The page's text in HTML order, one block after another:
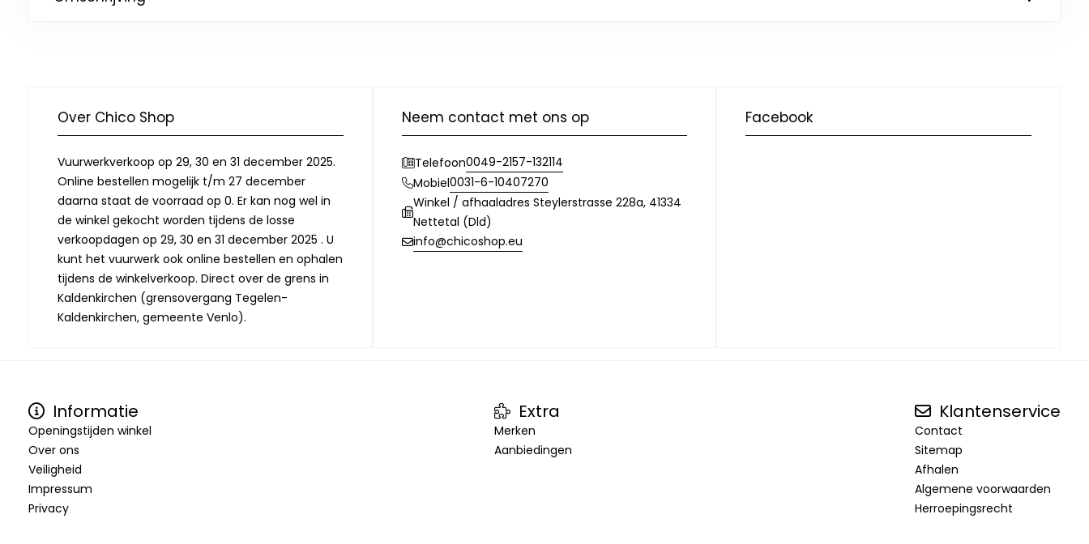
Over Chico Shop
Vuurwerkverkoop op 29, 30 en 31 december 2025.
Online bestellen mogelijk t/m 27 december
daarna staat de voorraad op 0. Er kan nog wel in
de winkel gekocht worden tijdens de losse
verkoopdagen op 29, 30 en 31 december 2025 . U
kunt het vuurwerk ook online bestellen en ophalen
tijdens de winkelverkoop. Direct over de grens in
Kaldenkirchen (grensovergang Tegelen-
Kaldenkirchen, gemeente Venlo).
Neem contact met ons op
Telefoon0049-2157-132114
Mobiel0031-6-10407270
Winkel / afhaaladres Steylerstrasse 228a, 41334
Nettetal (Dld)
info@chicoshop.eu
Facebook
Informatie
Openingstijden winkel
Over ons
Veiligheid
Impressum
Privacy
Extra
Merken
Aanbiedingen
Klantenservice
Contact
Sitemap
Afhalen
Algemene voorwaarden
Herroepingsrecht